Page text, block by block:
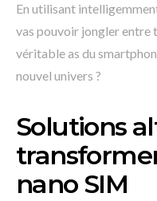
En utilisant
vas pouvoir jongler entre
véritable as du
nouvel univers ?
Solutions
nano SIM